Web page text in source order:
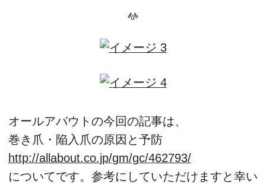
オールアバウトの今回の記事は、
巻き爪・陥入爪の原因と予防
http://allabout.co.jp/gm/gc/462793/
についてです。参考にしていただけますと幸い